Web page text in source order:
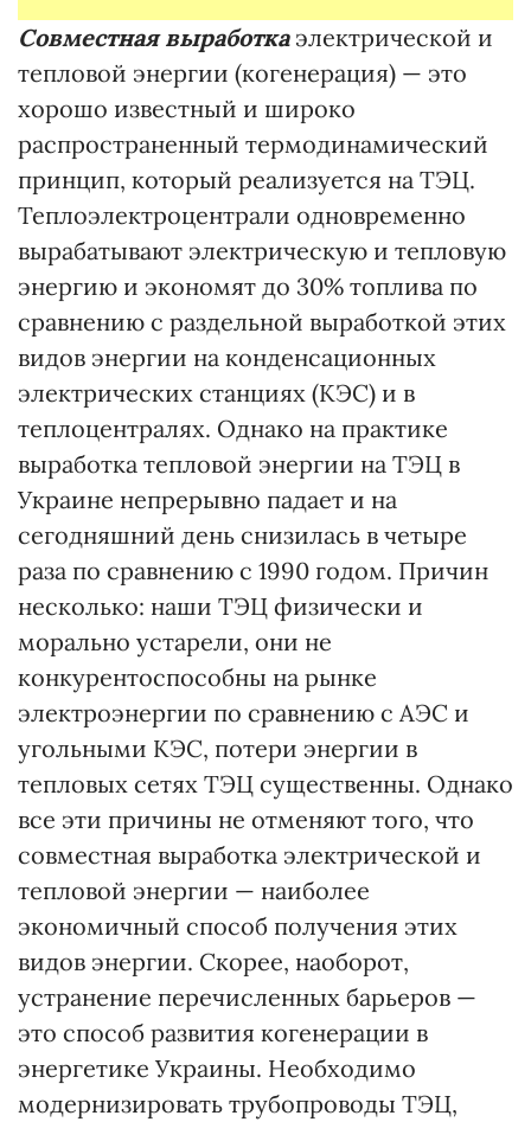
Совместная выработка электрической и
тепловой энергии (когенерация) — это
хорошо известный и широко
распространенный термодинамический
принцип, который реализуется на ТЭЦ.
Теплоэлектроцентрали одновременно
вырабатывают электрическую и тепловую
энергию и экономят до 30% топлива по
сравнению с раздельной выработкой этих
видов энергии на конденсационных
электрических станциях (КЭС) и в
теплоцентралях. Однако на практике
выработка тепловой энергии на ТЭЦ в
Украине непрерывно падает и на
сегодняшний день снизилась в четыре
раза по сравнению с 1990 годом. Причин
несколько: наши ТЭЦ физически и
морально устарели, они не
конкурентоспособны на рынке
электроэнергии по сравнению с АЭС и
угольными КЭС, потери энергии в
тепловых сетях ТЭЦ существенны. Однако
все эти причины не отменяют того, что
совместная выработка электрической и
тепловой энергии — наиболее
экономичный способ получения этих
видов энергии. Скорее, наоборот,
устранение перечисленных барьеров —
это способ развития когенерации в
энергетике Украины. Необходимо
модернизировать трубопроводы ТЭЦ,